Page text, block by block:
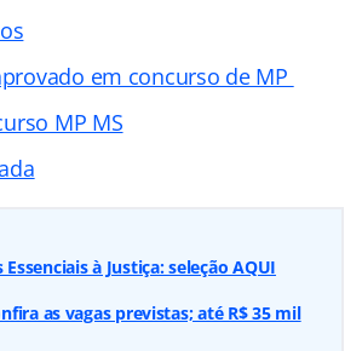
em concurso de MP
MP MS
à Justiça: seleção AQUI
as vagas previstas; até R$ 35 mil